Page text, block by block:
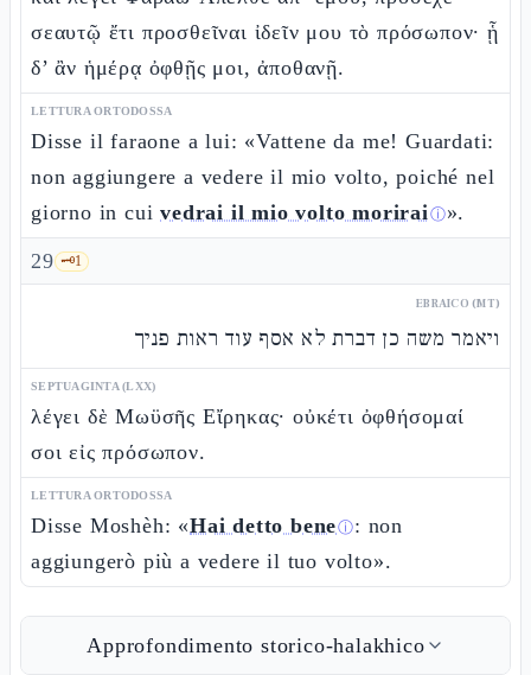
σεαυτῷ ἔτι προσθεῖναι ἰδεῖν μου τὸ πρόσωπον· ᾗ
δ’ ἂν ἡμέρᾳ ὀφθῇς μοι, ἀποθανῇ.
LETTURA ORTODOSSA
Disse il faraone a lui: «Vattene da me! Guardati:
non aggiungere a vedere il mio volto, poiché nel
giorno in cuivedrai il mio volto moriraiⓘ».
29 🗝️1
EBRAICO (MT)
ויאמר משה כן דברת לא אסף עוד ראות פניך
SEPTUAGINTA (LXX)
λέγει δὲ Μωϋσῆς Εἴρηκας· οὐκέτι ὀφθήσομαί
σοι εἰς πρόσωπον.
LETTURA ORTODOSSA
Disse Moshèh: «Hai detto beneⓘ: non
aggiungerò più a vedere il tuo volto».
Approfondimento storico-halakhico